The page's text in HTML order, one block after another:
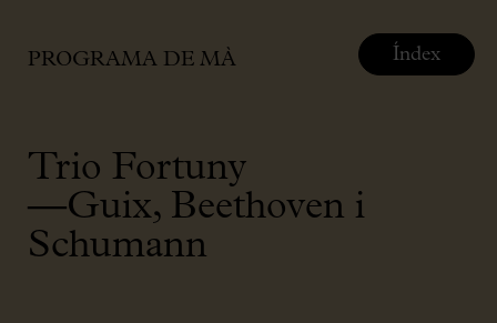
PROGRAMA DE MÀ
Trio Fortuny
—Guix, Beethoven i
Schumann
Índex